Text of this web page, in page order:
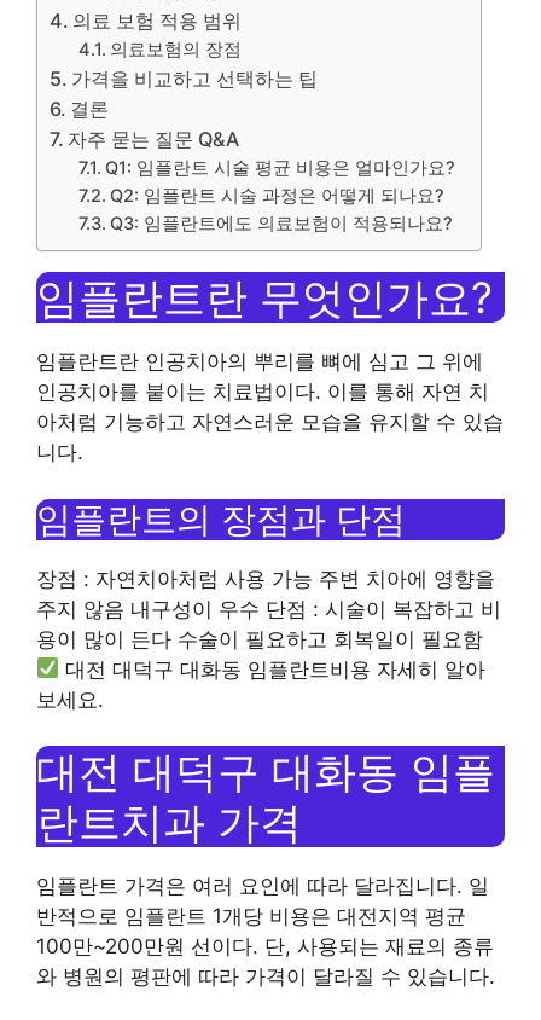
의료 보험 적용 범위
의료보험의 장점
가격을 비교하고 선택하는 팁
결론
자주 묻는 질문 Q&A
Q1: 임플란트 시술 평균 비용은 얼마인가요?
Q2: 임플란트 시술 과정은 어떻게 되나요?
Q3: 임플란트에도 의료보험이 적용되나요?
임플란트란 무엇인가요?
임플란트란 인공치아의 뿌리를 뼈에 심고 그 위에
인공치아를 붙이는 치료법이다. 이를 통해 자연 치
아처럼 기능하고 자연스러운 모습을 유지할 수 있습
니다.
임플란트의 장점과 단점
장점 : 자연치아처럼 사용 가능 주변 치아에 영향을
주지 않음 내구성이 우수 단점 : 시술이 복잡하고 비
용이 많이 든다 수술이 필요하고 회복일이 필요함
대전 대덕구 대화동 임플란트비용 자세히 알아
보세요.
대전 대덕구 대화동 임플
란트치과 가격
임플란트 가격은 여러 요인에 따라 달라집니다. 일
반적으로 임플란트 1개당 비용은 대전지역 평균
100만~200만원 선이다. 단, 사용되는 재료의 종류
와 병원의 평판에 따라 가격이 달라질 수 있습니다.